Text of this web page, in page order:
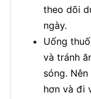
theo dõi
ngày.
Uống
và tránh
sóng.
hơn và đi